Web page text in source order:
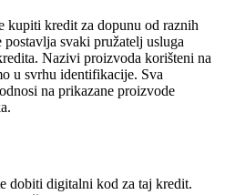
kupiti kredit za dopunu od raznih
svaki pružatelj usluga
Nazivi proizvoda korišteni na
u svrhu identifikacije. Sva
na prikazane proizvode
dobiti digitalni kod za taj kredit.